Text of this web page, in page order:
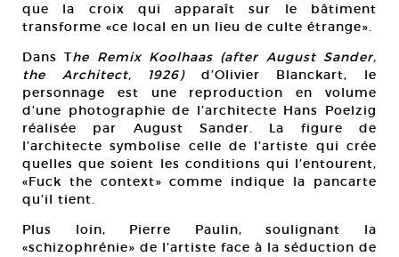
que la croix qui apparaît sur le bâtiment
transforme «ce local en un lieu de culte étrange».
Dans The Remix Koolhaas (after August Sander,
the Architect, 1926) d’Olivier Blanckart, le
personnage est une reproduction en volume
d’une photographie de l’architecte Hans Poelzig
réalisée par August Sander. La figure de
l’architecte symbolise celle de l’artiste qui crée
quelles que soient les conditions qui l’entourent,
«Fuck the context» comme indique la pancarte
qu’il tient.
Plus loin, Pierre Paulin, soulignant la
«schizophrénie» de l’artiste face à la séduction de